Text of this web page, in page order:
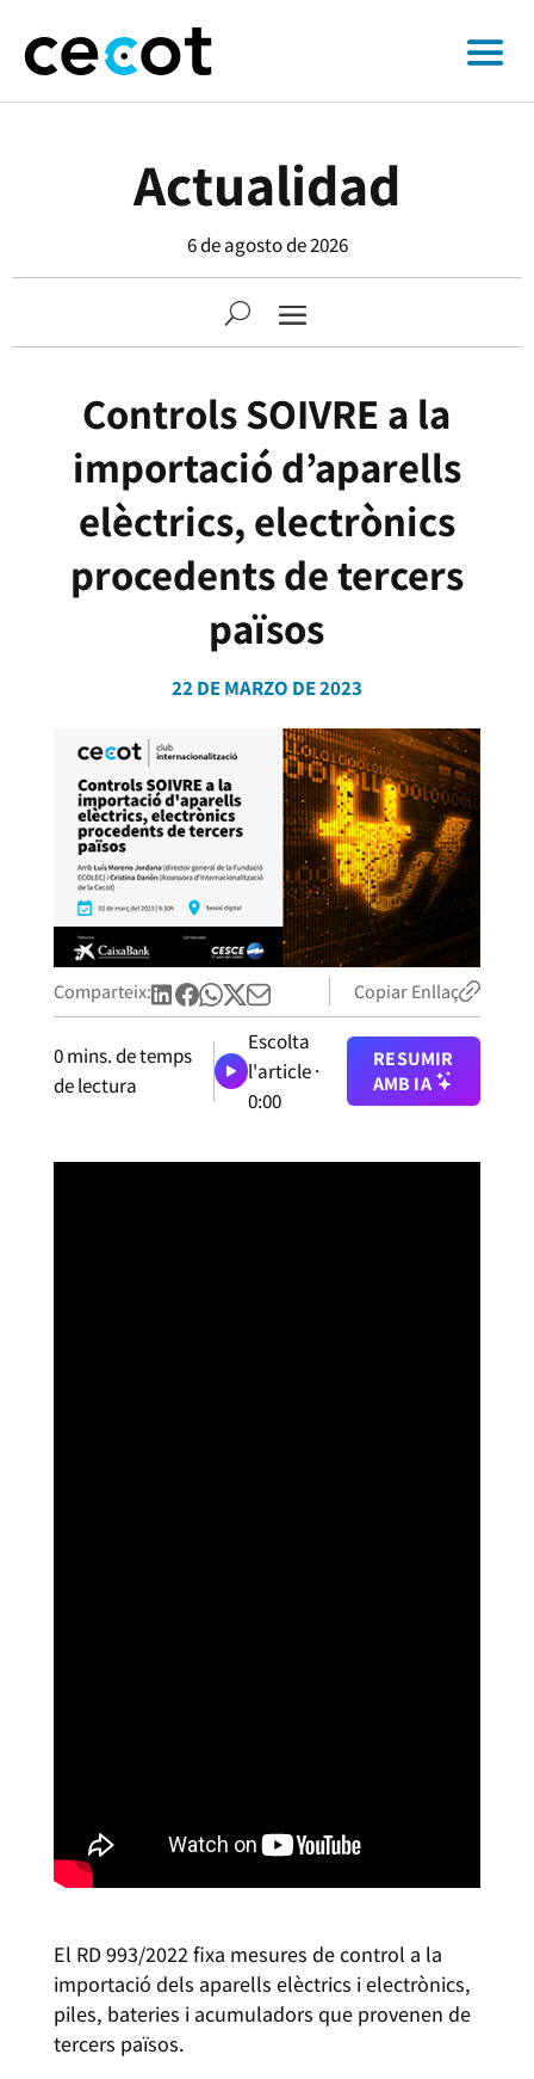
Actualidad
6 de agosto de 2026
Controls SOIVRE a la
importació d’aparells
elèctrics, electrònics
procedents de tercers
països
22 DE MARZO DE 2023
Comparteix: Copiar Enllaç
0mins. de temps
de lectura
Escolta
l'article ·
0:00
RESUMIR
AMB IA
El RD 993/2022 fixa mesures de control a la
importació dels aparells elèctrics i electrònics,
piles, bateries i acumuladors que provenen de
tercers països.